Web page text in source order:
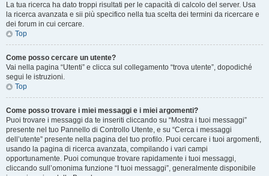
La tua ricerca ha dato troppi risultati per le capacità di calcolo del server. Usa
la ricerca avanzata e sii più specifico nella tua scelta dei termini da ricercare e
dei forum in cui cercare.
Top
Come posso cercare un utente?
Vai nella pagina “Utenti” e clicca sul collegamento “trova utente”, dopodiché
segui le istruzioni.
Top
Come posso trovare i miei messaggi e i miei argomenti?
Puoi trovare i messaggi da te inseriti cliccando su “Mostra i tuoi messaggi”
presente nel tuo Pannello di Controllo Utente, e su “Cerca i messaggi
dell’utente” presente nella pagina del tuo profilo. Puoi cercare i tuoi argomenti,
usando la pagina di ricerca avanzata, compilando i vari campi
opportunamente. Puoi comunque trovare rapidamente i tuoi messaggi,
cliccando sull’omonima funzione “I tuoi messaggi”, generalmente disponibile